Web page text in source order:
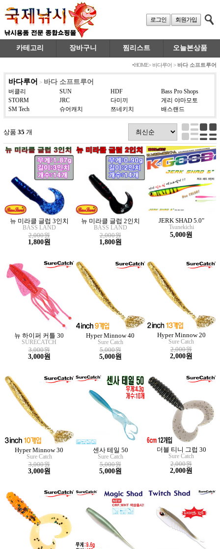
로그인 회원가입
카테고리 장바구니 찜리스트 오늘본상품
·HOME> 바다루어 > 바다 소프트루어
바다루어 > 바다 소프트루어
버클리 SUN HDF
Bass Pro Shops
STORM
JRC 다미끼
게리 야마모토
SM Tech
슈어캐치 쯔네키치 배스랜드
상품 35 개
뉴 미라클 글럽 3인치
BASS LAND
2,000원
1,800원
뉴 미라클 글럽 2인치
BASS LAND
2,000원
1,800원
JERK SHAD 5.0"
Tsunekichi
5,000원
뉴 하이퍼 커틀 30
SURECATCH
3,000원
3,000원
Hyper Minnow 40
Sure Catch
5,000원
5,000원
Hyper Minnow 20
Sure Catch
2,000원
2,000원
Hyper Minnow 30
Sure Catch
3,000원
3,000원
센사 테일 50
Sure Catch
5,000원
5,000원
더블 티니 그럽 30
Sure Catch
2,000원
2,000원